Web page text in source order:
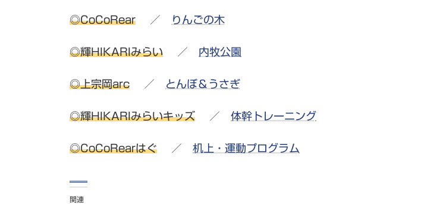
◎CoCoRear ／ りんごの木
◎輝HIKARIみらい ／ 内牧公園
◎上宗岡arc ／ とんぼ＆うさぎ
◎輝HIKARIみらいキッズ ／ 体幹トレーニング
◎CoCoRearはぐ ／ 机上・運動プログラム
関連